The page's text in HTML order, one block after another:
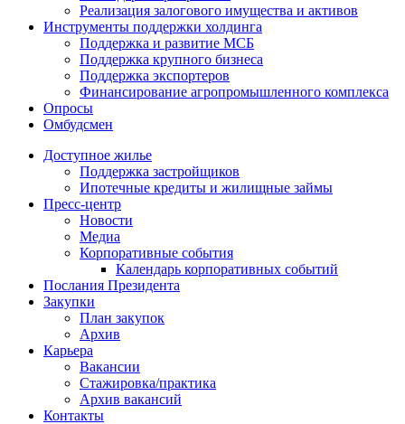
Реализация залогового имущества и активов
Инструменты поддержки холдинга
Поддержка и развитие МСБ
Поддержка крупного бизнеса
Поддержка экспортеров
Финансирование агропромышленного комплекса
Опросы
Омбудсмен
Доступное жилье
Поддержка застройщиков
Ипотечные кредиты и жилищные займы
Пресс-центр
Новости
Медиа
Корпоративные события
Календарь корпоративных событий
Послания Президента
Закупки
План закупок
Архив
Карьера
Вакансии
Стажировка/практика
Архив вакансий
Контакты